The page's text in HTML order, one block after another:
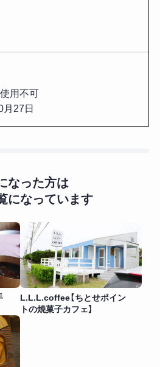
用不可
月27日
なった方は
になっています
L.L.L.coffee【ちとせポイン
トの焼菓子カフェ】